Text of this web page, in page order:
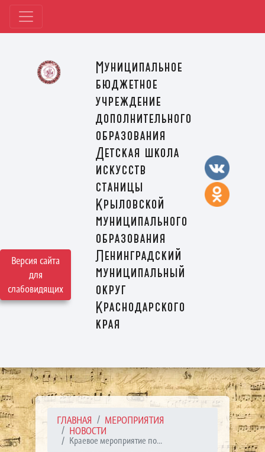
Версия сайта
для
слабовидящих
Муниципальное
бюджетное
учреждение
дополнительного
образования
Детская школа
искусств
станицы
Крыловской
муниципального
образования
Ленинградский
муниципальный
округ
Краснодарского
края
ГЛАВНАЯ
МЕРОПРИЯТИЯ
НОВОСТИ
Краевое мероприятие по...